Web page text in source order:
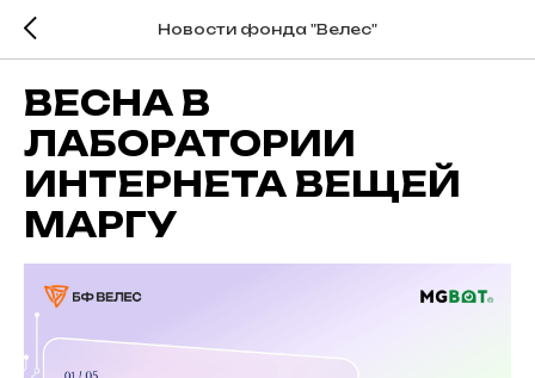
Новости фонда "Велес"
ВЕСНА В
ЛАБОРАТОРИИ
ИНТЕРНЕТА ВЕЩЕЙ
МАРГУ